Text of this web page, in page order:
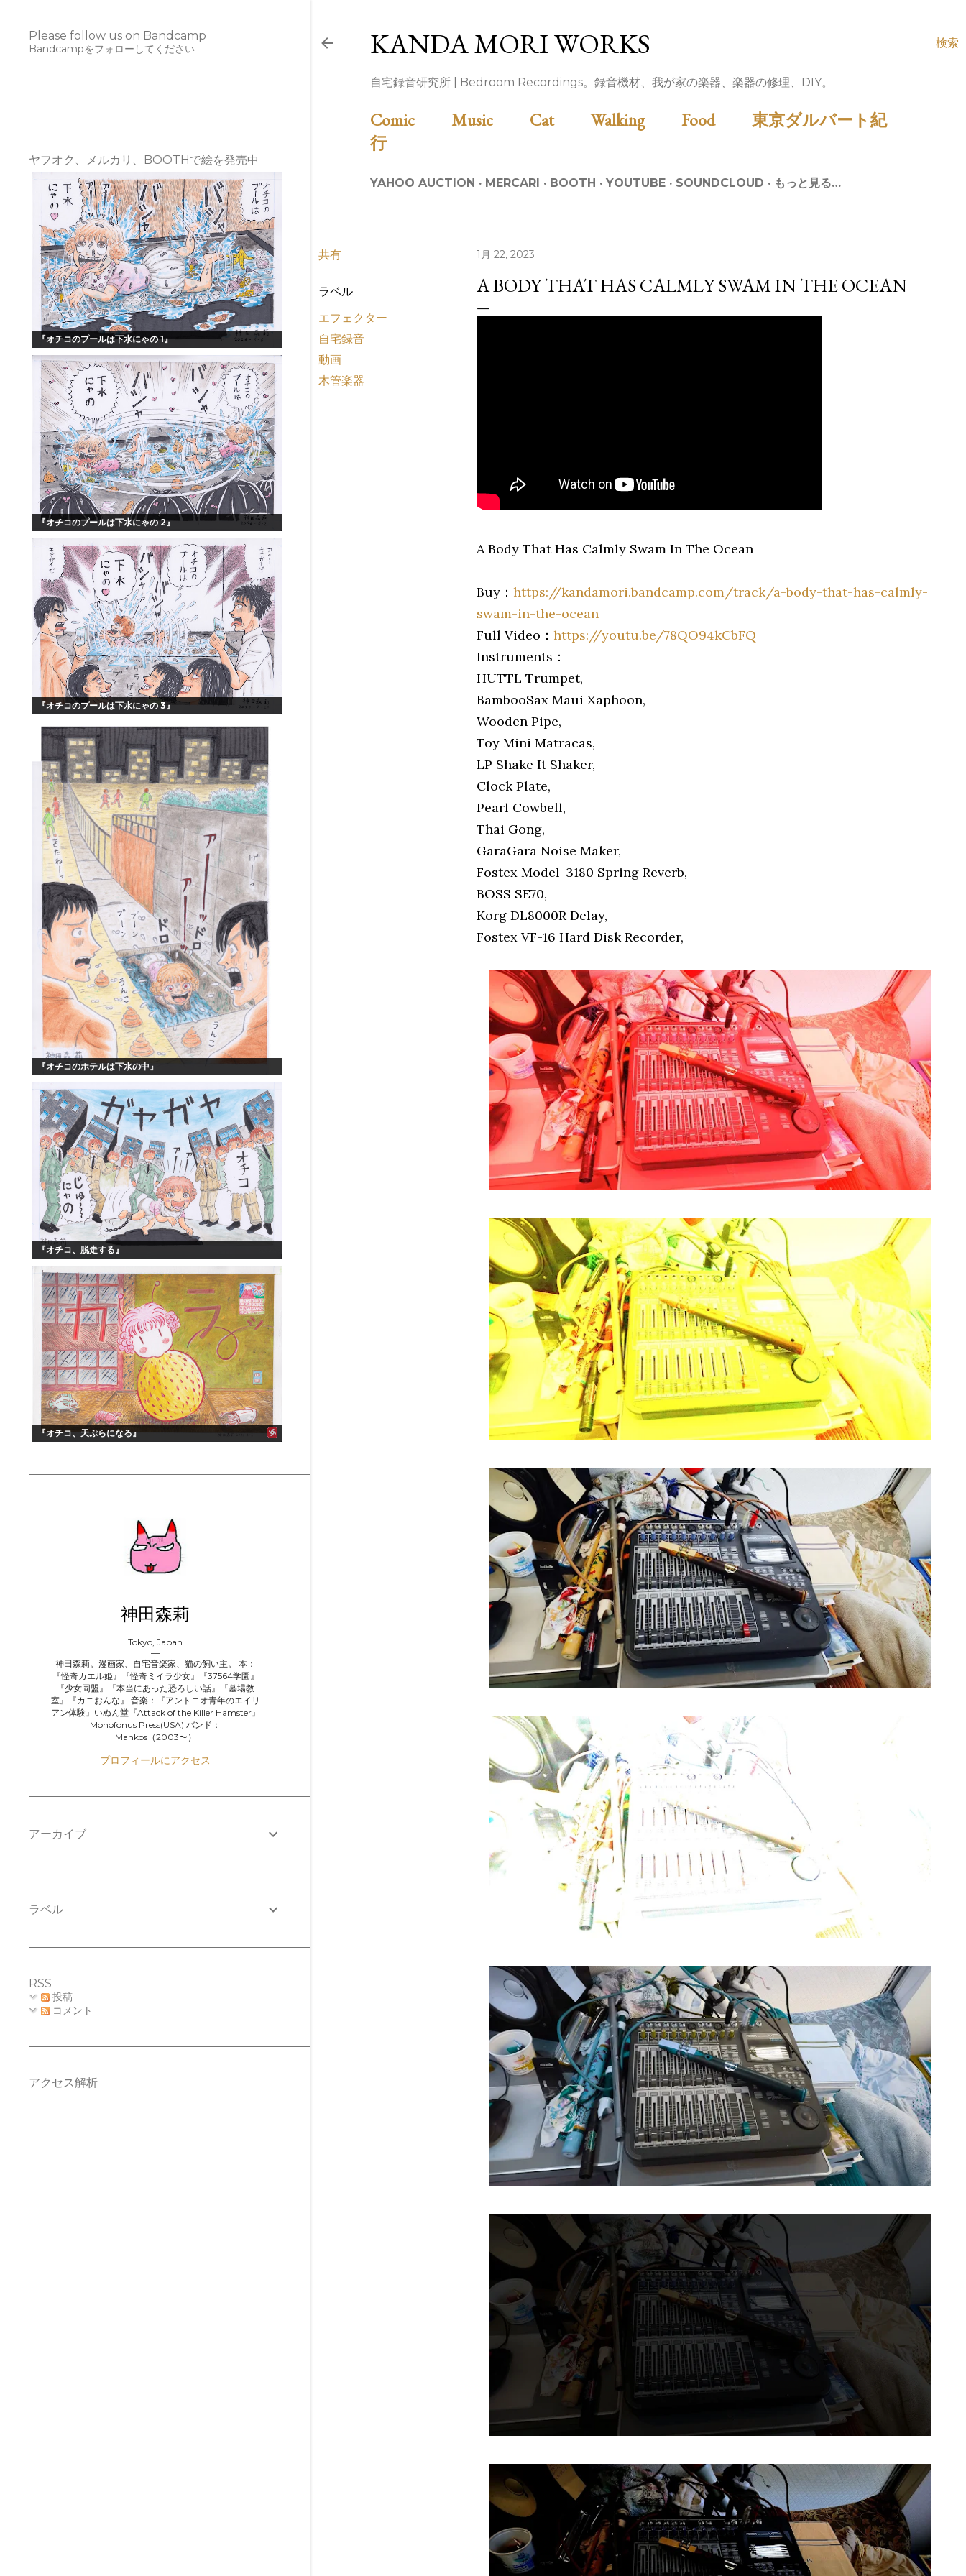
検索
KANDA MORI WORKS
自宅録音研究所 | Bedroom Recordings。録音機材、我が家の楽器、楽器の修理、DIY。
Comic Music Cat Walking Food
東京ダルバート紀
行
YAHOO AUCTION MERCARI BOOTH YOUTUBE SOUNDCLOUD もっと見る…
共有
ラベル
エフェクター
自宅録音
動画
木管楽器
1月 22, 2023
A BODY THAT HAS CALMLY SWAM IN THE OCEAN
A Body That Has Calmly Swam In The Ocean
Buy： https://kandamori.bandcamp.com/track/a-body-that-has-calmly-
swam-in-the-ocean
Full Video： https://youtu.be/78QO94kCbFQ
Instruments：
HUTTL Trumpet,
BambooSax Maui Xaphoon,
Wooden Pipe,
Toy Mini Matracas,
LP Shake It Shaker,
Clock Plate,
Pearl Cowbell,
Thai Gong,
GaraGara Noise Maker,
Fostex Model-3180 Spring Reverb,
BOSS SE70,
Korg DL8000R Delay,
Fostex VF-16 Hard Disk Recorder,
Please follow us on Bandcamp
Bandcampをフォローしてください
ヤフオク、メルカリ、BOOTHで絵を発売中
『オチコのプールは下水にゃの 1』
『オチコのプールは下水にゃの 2』
『オチコのプールは下水にゃの 3』
『オチコのホテルは下水の中』
『オチコ、脱走する』
『オチコ、天ぷらになる』
神田森莉
Tokyo, Japan
神田森莉。漫画家、自宅音楽家、猫の飼い主。 本：
『怪奇カエル姫』『怪奇ミイラ少女』『37564学園』
『少女同盟』『本当にあった恐ろしい話』『墓場教
室』『カニおんな』 音楽：『アントニオ青年のエイリ
アン体験』いぬん堂『Attack of the Killer Hamster』
Monofonus Press(USA) バンド：
Mankos（2003〜）
プロフィールにアクセス
アーカイブ
ラベル
RSS
投稿
コメント
アクセス解析